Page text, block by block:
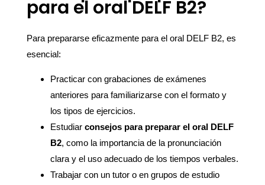
para el oral DELF B2?
Para prepararse eficazmente para el oral DELF B2, es
esencial:
Practicar con grabaciones de exámenes
anteriores para familiarizarse con el formato y
los tipos de ejercicios.
Estudiar consejos para preparar el oral DELF
B2, como la importancia de la pronunciación
clara y el uso adecuado de los tiempos verbales.
Trabajar con un tutor o en grupos de estudio